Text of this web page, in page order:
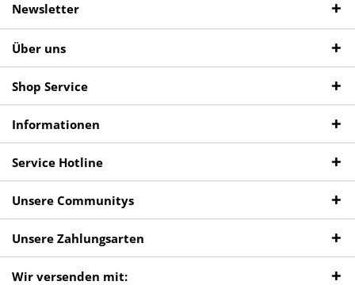
Newsletter
Über uns
Shop Service
Informationen
Service Hotline
Unsere Communitys
Unsere Zahlungsarten
Wir versenden mit: